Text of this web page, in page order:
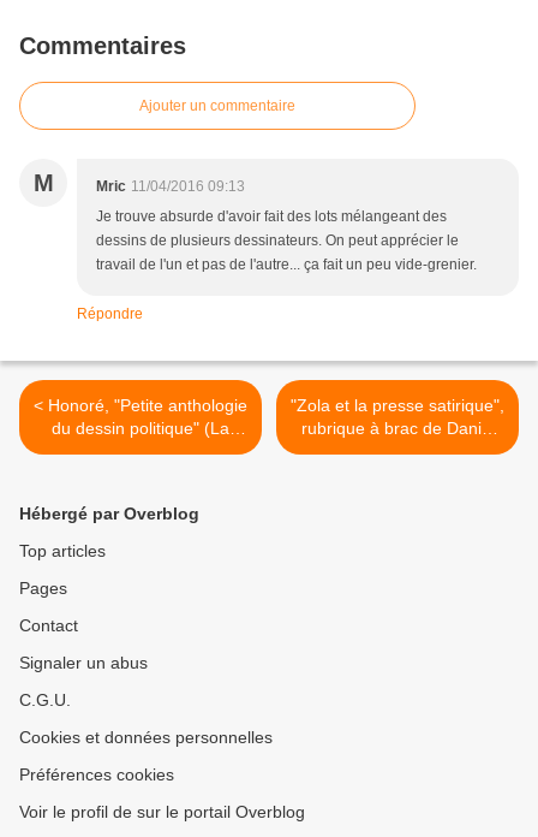
Commentaires
Ajouter un commentaire
M Mric 11/04/2016 09:13
Je trouve absurde d'avoir fait des lots mélangeant des
dessins de plusieurs dessinateurs. On peut apprécier le
travail de l'un et pas de l'autre... ça fait un peu vide-grenier.
Répondre
< Honoré, "Petite anthologie
du dessin politique" (La
Martinière)
"Zola et la presse satirique",
rubrique à brac de Daniel
Dugne >
Hébergé par Overblog
Top articles
Pages
Contact
Signaler un abus
C.G.U.
Cookies et données personnelles
Préférences cookies
Voir le profil de sur le portail Overblog